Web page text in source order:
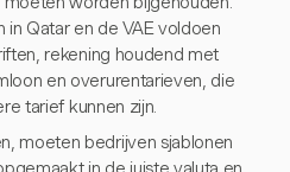
Qatar en de VAE voldoen
rekening houdend met
en overurentarieven, die
tarief kunnen zijn.
moeten bedrijven sjablonen